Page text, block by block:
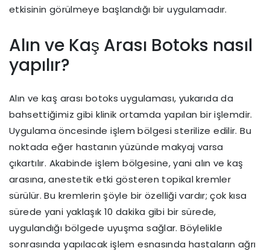
etkisinin görülmeye başlandığı bir uygulamadır.
Alın ve Kaş Arası Botoks nasıl
yapılır?
Alın ve kaş arası botoks uygulaması, yukarıda da
bahsettiğimiz gibi klinik ortamda yapılan bir işlemdir.
Uygulama öncesinde işlem bölgesi sterilize edilir. Bu
noktada eğer hastanın yüzünde makyaj varsa
çıkartılır. Akabinde işlem bölgesine, yani alın ve kaş
arasına, anestetik etki gösteren topikal kremler
sürülür. Bu kremlerin şöyle bir özelliği vardır; çok kısa
sürede yani yaklaşık 10 dakika gibi bir sürede,
uygulandığı bölgede uyuşma sağlar. Böylelikle
sonrasında yapılacak işlem esnasında hastaların ağrı